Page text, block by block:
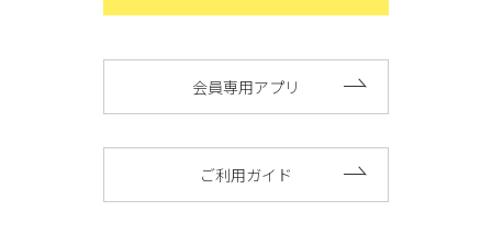
会員専用アプリ
ご利用ガイド